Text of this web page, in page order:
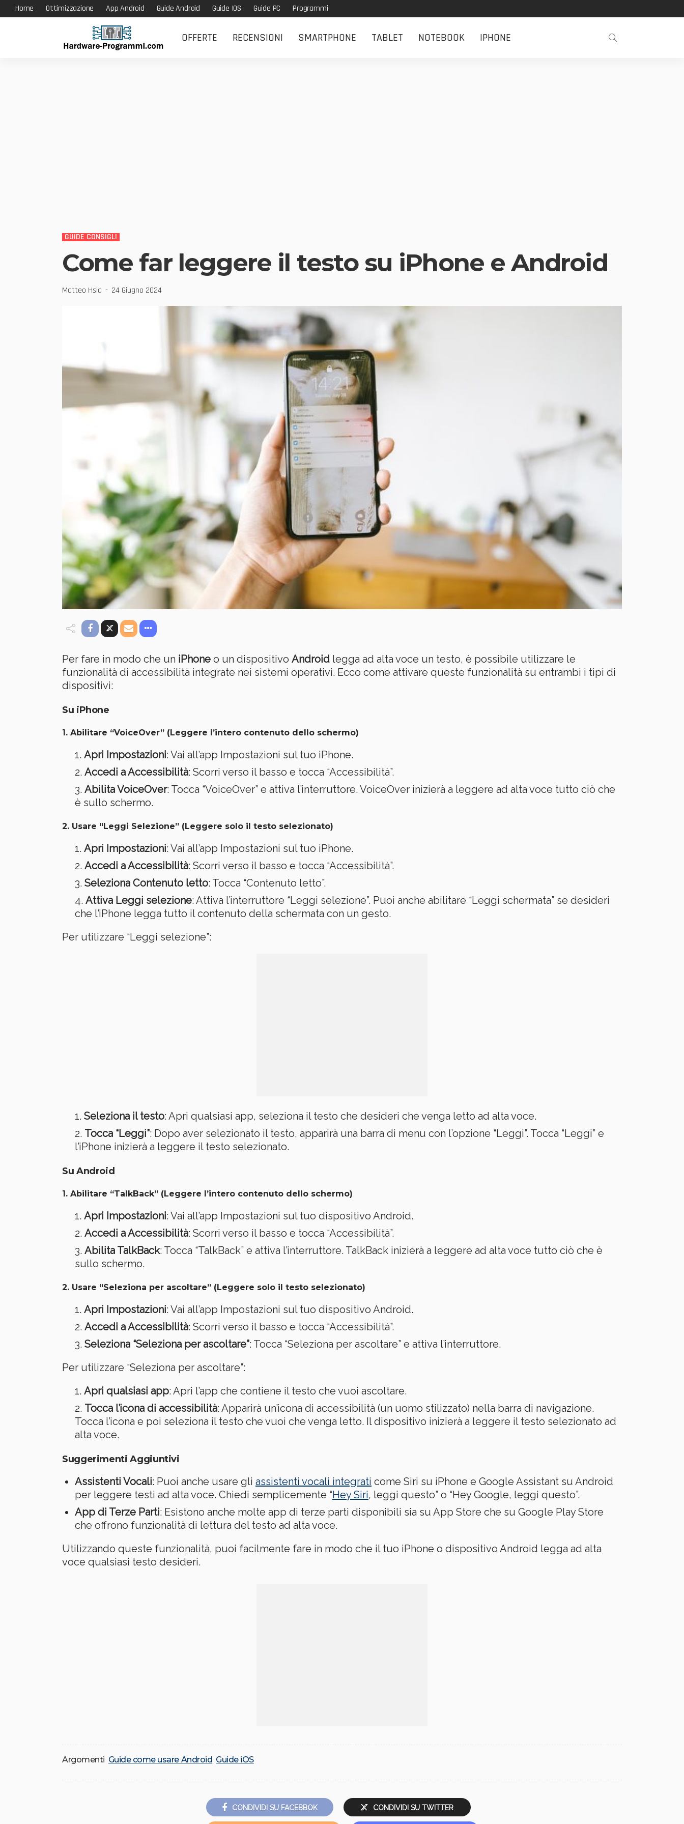
Home Ottimizzazione App Android Guide Android Guide IOS Guide PC Programmi
OFFERTE RECENSIONI SMARTPHONE TABLET NOTEBOOK IPHONE
GUIDE CONSIGLI
Come far leggere il testo su iPhone e Android
Matteo Hsia 24 Giugno 2024
Per fare in modo che un iPhone o un dispositivo Android legga ad alta voce un testo, è possibile utilizzare le
funzionalità di accessibilità integrate nei sistemi operativi. Ecco come attivare queste funzionalità su entrambi i tipi di
dispositivi:
Su iPhone
1. Abilitare “VoiceOver” (Leggere l’intero contenuto dello schermo)
Apri Impostazioni: Vai all’app Impostazioni sul tuo iPhone.
Accedi a Accessibilità: Scorri verso il basso e tocca “Accessibilità”.
Abilita VoiceOver: Tocca “VoiceOver” e attiva l’interruttore. VoiceOver inizierà a leggere ad alta voce tutto ciò che
è sullo schermo.
2. Usare “Leggi Selezione” (Leggere solo il testo selezionato)
Apri Impostazioni: Vai all’app Impostazioni sul tuo iPhone.
Accedi a Accessibilità: Scorri verso il basso e tocca “Accessibilità”.
Seleziona Contenuto letto: Tocca “Contenuto letto”.
Attiva Leggi selezione: Attiva l’interruttore “Leggi selezione”. Puoi anche abilitare “Leggi schermata” se desideri
che l’iPhone legga tutto il contenuto della schermata con un gesto.
Per utilizzare “Leggi selezione”:
Seleziona il testo: Apri qualsiasi app, seleziona il testo che desideri che venga letto ad alta voce.
Tocca “Leggi”: Dopo aver selezionato il testo, apparirà una barra di menu con l’opzione “Leggi”. Tocca “Leggi” e
l’iPhone inizierà a leggere il testo selezionato.
Su Android
1. Abilitare “TalkBack” (Leggere l’intero contenuto dello schermo)
Apri Impostazioni: Vai all’app Impostazioni sul tuo dispositivo Android.
Accedi a Accessibilità: Scorri verso il basso e tocca “Accessibilità”.
Abilita TalkBack: Tocca “TalkBack” e attiva l’interruttore. TalkBack inizierà a leggere ad alta voce tutto ciò che è
sullo schermo.
2. Usare “Seleziona per ascoltare” (Leggere solo il testo selezionato)
Apri Impostazioni: Vai all’app Impostazioni sul tuo dispositivo Android.
Accedi a Accessibilità: Scorri verso il basso e tocca “Accessibilità”.
Seleziona “Seleziona per ascoltare”: Tocca “Seleziona per ascoltare” e attiva l’interruttore.
Per utilizzare “Seleziona per ascoltare”:
Apri qualsiasi app: Apri l’app che contiene il testo che vuoi ascoltare.
Tocca l’icona di accessibilità: Apparirà un’icona di accessibilità (un uomo stilizzato) nella barra di navigazione.
Tocca l’icona e poi seleziona il testo che vuoi che venga letto. Il dispositivo inizierà a leggere il testo selezionato ad
alta voce.
Suggerimenti Aggiuntivi
Assistenti Vocali: Puoi anche usare gli assistenti vocali integrati come Siri su iPhone e Google Assistant su Android
per leggere testi ad alta voce. Chiedi semplicemente “Hey Siri, leggi questo” o “Hey Google, leggi questo”.
App di Terze Parti: Esistono anche molte app di terze parti disponibili sia su App Store che su Google Play Store
che offrono funzionalità di lettura del testo ad alta voce.
Utilizzando queste funzionalità, puoi facilmente fare in modo che il tuo iPhone o dispositivo Android legga ad alta
voce qualsiasi testo desideri.
Argomenti Guide come usare Android Guide iOS
CONDIVIDI SU FACEBBOK CONDIVIDI SU TWITTER